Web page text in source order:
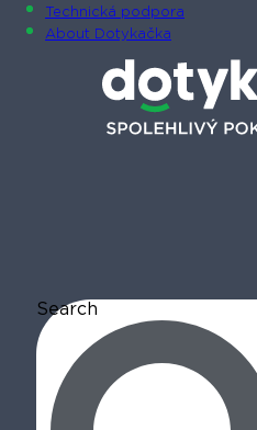
Technická podpora
About Dotykačka
Search